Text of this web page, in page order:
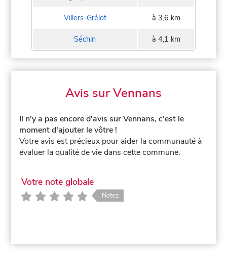
Villers-Grélot à 3,6 km
Séchin à 4,1 km
Avis sur Vennans
Il n'y a pas encore d'avis sur Vennans, c'est le
moment d'ajouter le vôtre !
Votre avis est précieux pour aider la communauté à
évaluer la qualité de vie dans cette commune.
Votre note globale
Notez